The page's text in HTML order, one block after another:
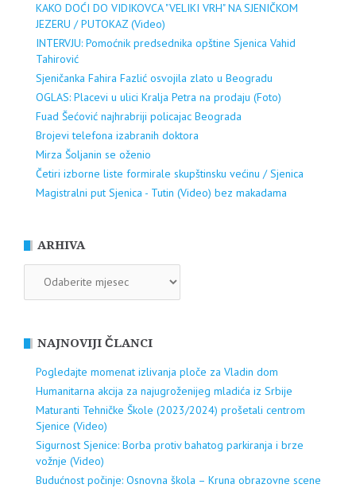
KAKO DOĆI DO VIDIKOVCA "VELIKI VRH" NA SJENIČKOM
JEZERU / PUTOKAZ (Video)
INTERVJU: Pomoćnik predsednika opštine Sjenica Vahid
Tahirović
Sjeničanka Fahira Fazlić osvojila zlato u Beogradu
OGLAS: Placevi u ulici Kralja Petra na prodaju (Foto)
Fuad Šećović najhrabriji policajac Beograda
Brojevi telefona izabranih doktora
Mirza Šoljanin se oženio
Četiri izborne liste formirale skupštinsku većinu / Sjenica
Magistralni put Sjenica - Tutin (Video) bez makadama
ARHIVA
NAJNOVIJI ČLANCI
Pogledajte momenat izlivanja ploče za Vladin dom
Humanitarna akcija za najugroženijeg mladića iz Srbije
Maturanti Tehničke Škole (2023/2024) prošetali centrom
Sjenice (Video)
Sigurnost Sjenice: Borba protiv bahatog parkiranja i brze
vožnje (Video)
Budućnost počinje: Osnovna škola – Kruna obrazovne scene